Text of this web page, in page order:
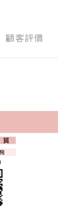
顧客評價